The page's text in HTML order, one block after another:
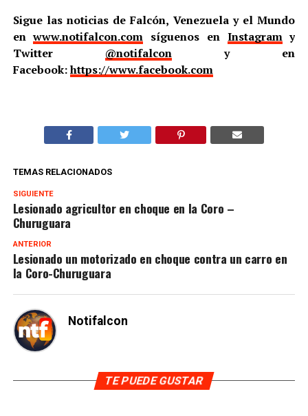
Sigue las noticias de Falcón, Venezuela y el Mundo
enwww.notifalcon.com síguenos en Instagramy
Twitter @notifalcony en
Facebook:https://www.facebook.com
TEMAS RELACIONADOS
SIGUIENTE
Lesionado agricultor en choque en la Coro –
Churuguara
ANTERIOR
Lesionado un motorizado en choque contra un carro en
la Coro-Churuguara
Notifalcon
TE PUEDE GUSTAR